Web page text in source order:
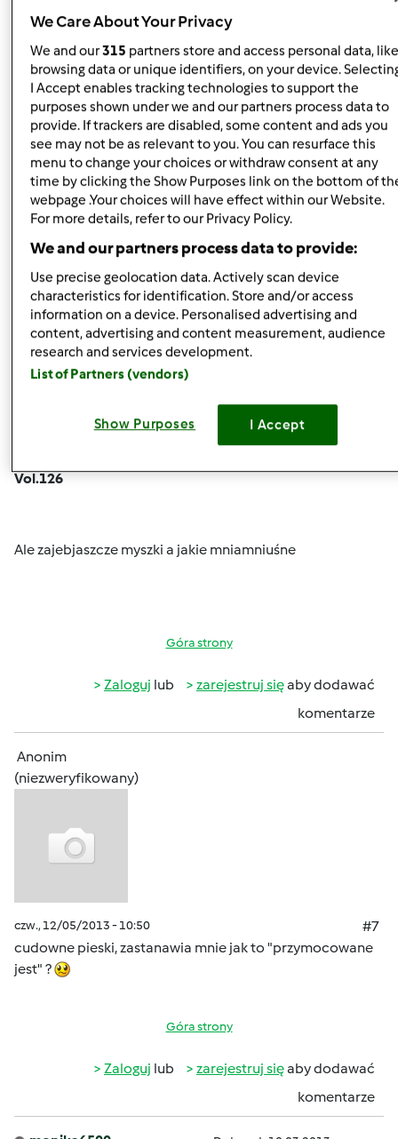
pt., 11/29/2013 - 21:00
#5
zaje...fajne
cuda,lubię takie żeczy ,nawet czasem coś kombinuję
jak znajdę mój półmisek jaki robilam to wstawię
Góra strony
komentarze
Hanna Gręda Dołączył : 24.08.2012
czw., 12/05/2013 - 12:00
Vol.126
Ale zajebjaszcze myszki a jakie mniamniuśne
Góra strony
Zaloguj lub zarejestruj sięaby dodawać
komentarze
Anonim
(niezweryfikowany)
czw., 12/05/2013 - 10:50
#7
cudowne pieski, zastanawia mnie jak to "przymocowane
jest" ?
Góra strony
Zaloguj lub zarejestruj sięaby dodawać
komentarze
We Care About Your Privacy
We and our315 partners store and access personal data,
browsing data or unique identifiers, on your device.
I Accept enables tracking technologies to support the
purposes shown under we and our partners process data to
provide. If trackers are disabled, some content and ads you
see may not be as relevant to you. You can resurface this
menu to change your choices or withdraw consent at any
time by clicking the Show Purposes link on the bottom of
webpage .Your choices will have effect within our Website.
For more details, refer to our Privacy Policy.
We and our partners process data to provide:
Use precise geolocation data. Actively scan device
characteristics for identification. Store and/or access
information on a device. Personalised advertising and
content, advertising and content measurement, audience
research and services development.
List of Partners (vendors)
Show Purposes I Accept